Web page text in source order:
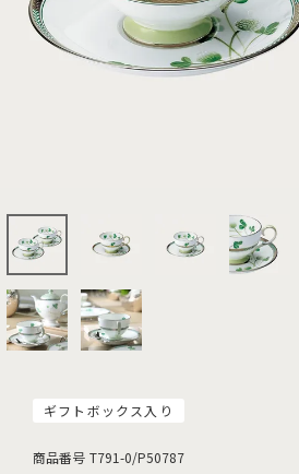
ギフトボックス入り
商品番号 T791-0/P50787